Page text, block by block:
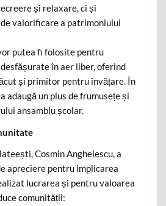
și relaxare, ci și
valorificare a patrimoniului
putea fi folosite pentru
în aer liber, oferind
și primitor pentru învățare. În
adaugă un plus de frumusețe și
ansamblu școlar.
Cosmin Anghelescu, a
apreciere pentru implicarea
lucrarea și pentru valoarea
comunității: